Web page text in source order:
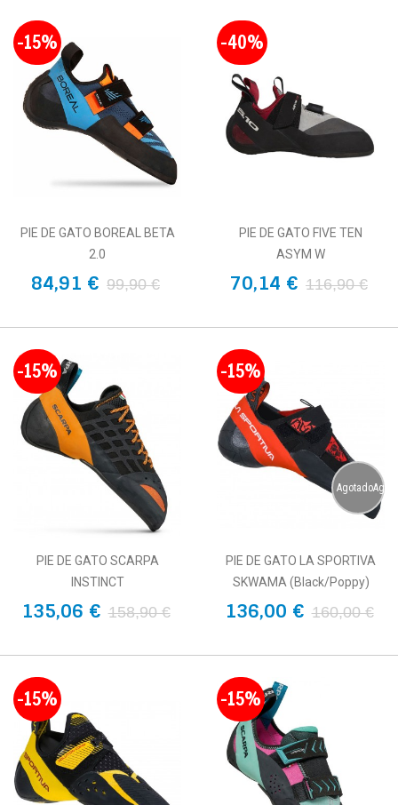
-15%
PIE DE GATO BOREAL BETA
2.0
84,91 € 99,90 €
-40%
PIE DE GATO FIVE TEN
ASYM W
70,14 € 116,90 €
-15%
PIE DE GATO SCARPA
INSTINCT
135,06 € 158,90 €
-15%
PIE DE GATO LA SPORTIVA
SKWAMA (Black/Poppy)
136,00 € 160,00 €
-15% -15%